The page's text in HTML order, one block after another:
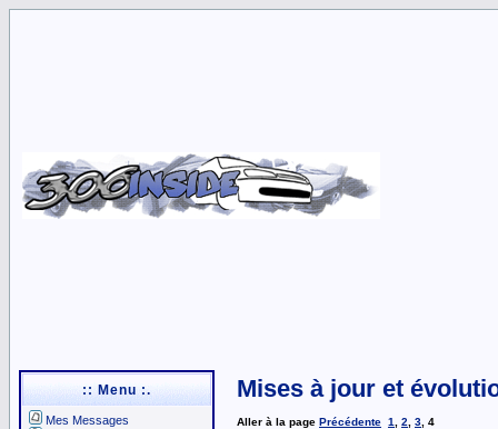
:: Menu :.
Mes Messages
Mises à jour et
Aller à la page Précédente 1 2 3 4